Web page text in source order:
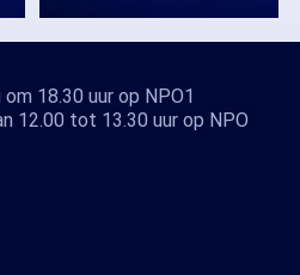
18.30 uur op NPO1
12.00 tot 13.30 uur op NPO